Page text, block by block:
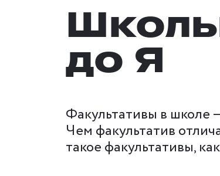
до Я
Факультативы в школе
Чем факультатив
такое факультативы,